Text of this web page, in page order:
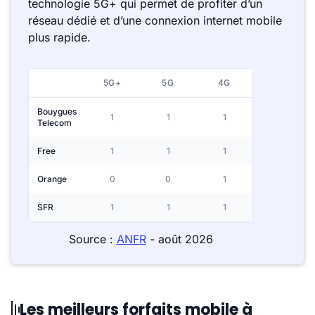
technologie 5G+ qui permet de profiter d’un
réseau dédié et d’une connexion internet mobile
plus rapide.
5G+ 5G 4G
Bouygues
Telecom
1 1 1
Free 1 1 1
Orange 0 0 1
SFR 1 1 1
Source : ANFR- août 2026
Les meilleurs forfaits mobile à